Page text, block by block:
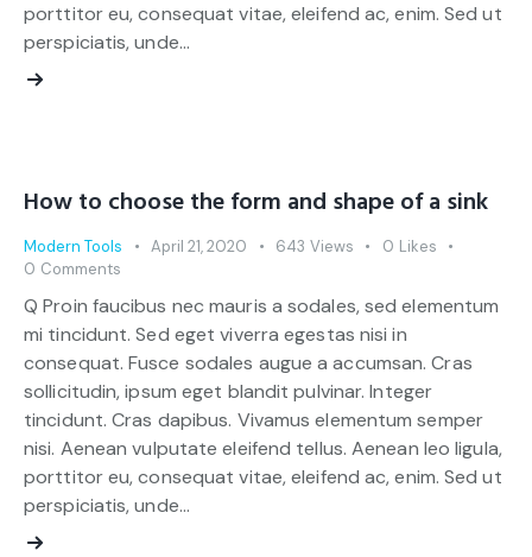
porttitor eu, consequat vitae, eleifend ac, enim. Sed ut
perspiciatis, unde…
How to choose the form and shape of a sink
Modern Tools April 21, 2020 643 Views 0 Likes
0 Comments
Q Proin faucibus nec mauris a sodales, sed elementum
mi tincidunt. Sed eget viverra egestas nisi in
consequat. Fusce sodales augue a accumsan. Cras
sollicitudin, ipsum eget blandit pulvinar. Integer
tincidunt. Cras dapibus. Vivamus elementum semper
nisi. Aenean vulputate eleifend tellus. Aenean leo ligula,
porttitor eu, consequat vitae, eleifend ac, enim. Sed ut
perspiciatis, unde…